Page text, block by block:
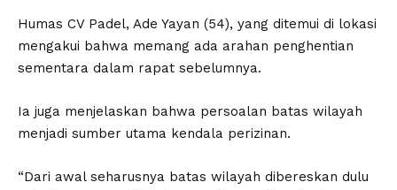
Humas CV Padel, Ade Yayan (54), yang ditemui di lokasi
mengakui bahwa memang ada arahan penghentian
sementara dalam rapat sebelumnya.
Ia juga menjelaskan bahwa persoalan batas wilayah
menjadi sumber utama kendala perizinan.
“Dari awal seharusnya batas wilayah dibereskan dulu